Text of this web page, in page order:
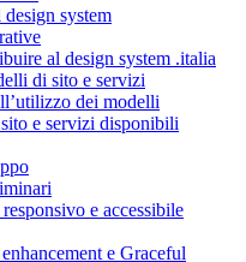
system
al design system .italia
di sito e servizi
dei modelli
e servizi disponibili
e accessibile
e Graceful